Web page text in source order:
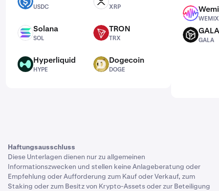
USDC
USDC
XRP
XRP
SOL Solana
SOL
TRX TRON
TRX
HYPE Hyperliquid
HYPE
DOGE Dogecoin
DOGE
WEMIX
WEMIX
GALA GALA
GALA
Haftungsausschluss
Diese Unterlagen dienen nur zu allgemeinen
Informationszwecken und stellen keine Anlageberatung oder
Empfehlung oder Aufforderung zum Kauf oder Verkauf, zum
Staking oder zum Besitz von Krypto-Assets oder zur Beteiligung